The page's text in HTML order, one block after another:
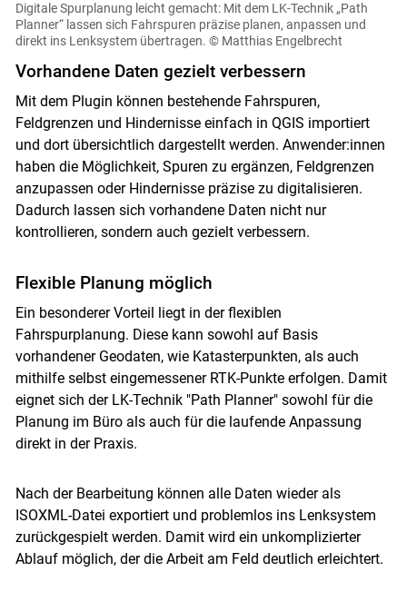
Skip to main content
Digitale Spurplanung leicht gemacht: Mit dem LK-Technik „Path
Planner“ lassen sich Fahrspuren präzise planen, anpassen und
direkt ins Lenksystem übertragen. © Matthias Engelbrecht
Vorhandene Daten gezielt verbessern
Mit dem Plugin können bestehende Fahrspuren,
Feldgrenzen und Hindernisse einfach in QGIS importiert
und dort übersichtlich dargestellt werden. Anwender:innen
haben die Möglichkeit, Spuren zu ergänzen, Feldgrenzen
anzupassen oder Hindernisse präzise zu digitalisieren.
Dadurch lassen sich vorhandene Daten nicht nur
kontrollieren, sondern auch gezielt verbessern.
Flexible Planung möglich
Ein besonderer Vorteil liegt in der flexiblen
Fahrspurplanung. Diese kann sowohl auf Basis
vorhandener Geodaten, wie Katasterpunkten, als auch
mithilfe selbst eingemessener RTK-Punkte erfolgen. Damit
eignet sich der LK-Technik "Path Planner" sowohl für die
Planung im Büro als auch für die laufende Anpassung
direkt in der Praxis.
Nach der Bearbeitung können alle Daten wieder als
ISOXML-Datei exportiert und problemlos ins Lenksystem
zurückgespielt werden. Damit wird ein unkomplizierter
Ablauf möglich, der die Arbeit am Feld deutlich erleichtert.